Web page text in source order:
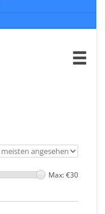
Max: €30